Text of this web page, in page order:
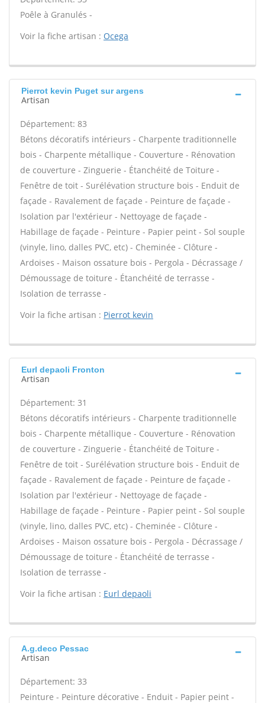
Poêle à Granulés -
Voir la fiche artisan : Ocega
Pierrot kevin Puget sur argens
Artisan
Département: 83
Bétons décoratifs intérieurs - Charpente traditionnelle
bois - Charpente métallique - Couverture - Rénovation
de couverture - Zinguerie - Étanchéité de Toiture -
Fenêtre de toit - Surélévation structure bois - Enduit de
façade - Ravalement de façade - Peinture de façade -
Isolation par l'extérieur - Nettoyage de façade -
Habillage de façade - Peinture - Papier peint - Sol souple
(vinyle, lino, dalles PVC, etc) - Cheminée - Clôture -
Ardoises - Maison ossature bois - Pergola - Décrassage /
Démoussage de toiture - Étanchéité de terrasse -
Isolation de terrasse -
Voir la fiche artisan : Pierrot kevin
Eurl depaoli Fronton
Artisan
Département: 31
Bétons décoratifs intérieurs - Charpente traditionnelle
bois - Charpente métallique - Couverture - Rénovation
de couverture - Zinguerie - Étanchéité de Toiture -
Fenêtre de toit - Surélévation structure bois - Enduit de
façade - Ravalement de façade - Peinture de façade -
Isolation par l'extérieur - Nettoyage de façade -
Habillage de façade - Peinture - Papier peint - Sol souple
(vinyle, lino, dalles PVC, etc) - Cheminée - Clôture -
Ardoises - Maison ossature bois - Pergola - Décrassage /
Démoussage de toiture - Étanchéité de terrasse -
Isolation de terrasse -
Voir la fiche artisan : Eurl depaoli
A.g.deco Pessac
Artisan
Département: 33
Peinture - Peinture décorative - Enduit - Papier peint -